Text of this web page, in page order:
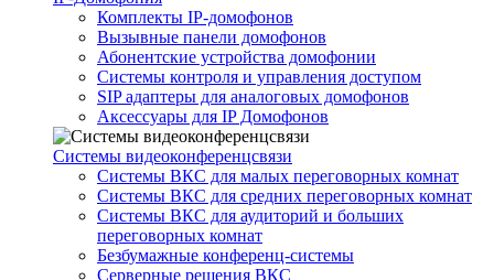
Комплекты IP-домофонов
Вызывные панели домофонов
Абонентские устройства домофонии
Системы контроля и управления доступом
SIP адаптеры для аналоговых домофонов
Аксессуары для IP Домофонов
Системы видеоконференцсвязи
Системы ВКС для малых переговорных комнат
Системы ВКС для средних переговорных комнат
Системы ВКС для аудиторий и больших
переговорных комнат
Безбумажные конференц-системы
Серверные решения ВКС